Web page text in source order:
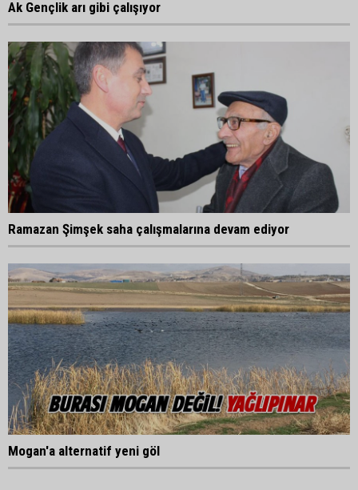
Ak Gençlik arı gibi çalışıyor
Ramazan Şimşek saha çalışmalarına devam ediyor
Mogan'a alternatif yeni göl